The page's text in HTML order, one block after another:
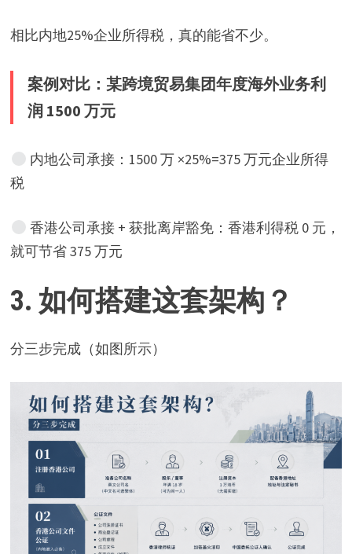
相比内地25%企业所得税，真的能省不少。
案例对比：某跨境贸易集团年度海外业务利
润 1500 万元
内地公司承接：1500 万 ×25%=375 万元企业所得
税
香港公司承接 + 获批离岸豁免：香港利得税 0 元，
就可节省 375 万元
3. 如何搭建这套架构？
分三步完成（如图所示）